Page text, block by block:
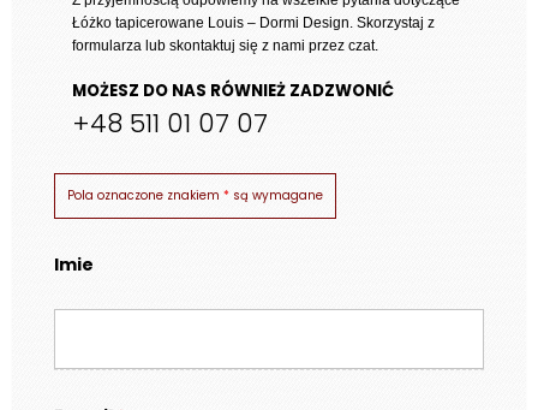
Łóżko tapicerowane Louis – Dormi Design. Skorzystaj z
formularza lub skontaktuj się z nami przez czat.
MOŻESZ DO NAS RÓWNIEŻ ZADZWONIĆ
+48 511 01 07 07
Pola oznaczone znakiem * są wymagane
Imie